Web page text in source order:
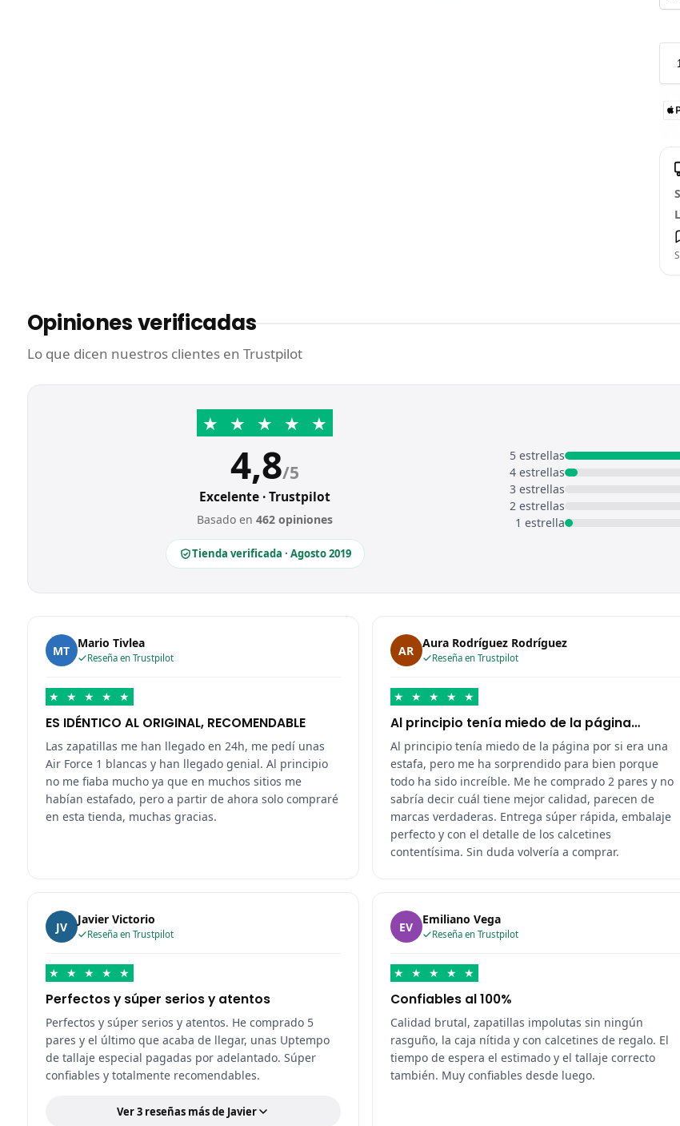
Opiniones verificadas
Lo que dicen nuestros clientes en Trustpilot
★ ★ ★ ★ ★
4,8/5
Excelente · Trustpilot
Basado en462 opiniones
Tienda verificada · Agosto 2019
5 estrellas
4 estrellas
3 estrellas
2 estrellas
1 estrella
MT Mario Tivlea
Reseña en Trustpilot
★ ★ ★ ★ ★
ES IDÉNTICO AL ORIGINAL, RECOMENDABLE
Las zapatillas me han llegado en 24h, me pedí unas
Air Force 1 blancas y han llegado genial. Al principio
no me fiaba mucho ya que en muchos sitios me
habían estafado, pero a partir de ahora solo compraré
en esta tienda, muchas gracias.
AR Aura Rodríguez Rodríguez
Reseña en Trustpilot
★ ★ ★ ★ ★
Al principio tenía miedo de la página…
Al principio tenía miedo de la página por si era una
estafa, pero me ha sorprendido para bien porque
todo ha sido increíble. Me he comprado 2 pares y no
sabría decir cuál tiene mejor calidad, parecen de
marcas verdaderas. Entrega súper rápida, embalaje
perfecto y con el detalle de los calcetines
contentísima. Sin duda volvería a comprar.
JV Javier Victorio
Reseña en Trustpilot
★ ★ ★ ★ ★
Perfectos y súper serios y atentos
Perfectos y súper serios y atentos. He comprado 5
pares y el último que acaba de llegar, unas Uptempo
de tallaje especial pagadas por adelantado. Súper
confiables y totalmente recomendables.
Ver 3 reseñas más de Javier
EV Emiliano Vega
Reseña en Trustpilot
★ ★ ★ ★ ★
Confiables al 100%
Calidad brutal, zapatillas impolutas sin ningún
rasguño, la caja nítida y con calcetines de regalo. El
tiempo de espera el estimado y el tallaje correcto
también. Muy confiables desde luego.